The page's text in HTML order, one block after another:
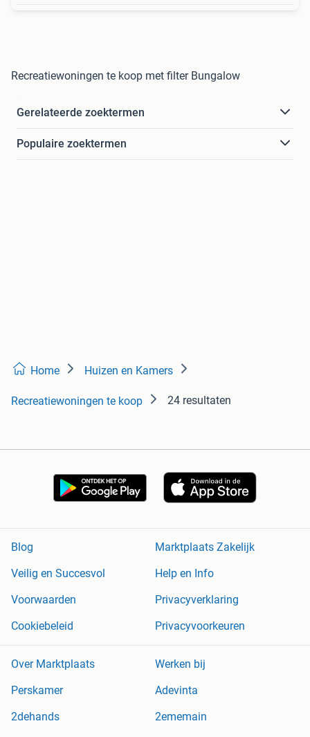
Recreatiewoningen te koop met filter Bungalow
Gerelateerde zoektermen
Populaire zoektermen
Home Huizen en Kamers
Recreatiewoningen te koop 24 resultaten
Blog
Marktplaats Zakelijk
Veilig en Succesvol
Help en Info
Voorwaarden
Privacyverklaring
Cookiebeleid
Privacyvoorkeuren
Over Marktplaats
Werken bij
Perskamer
Adevinta
2dehands
2ememain